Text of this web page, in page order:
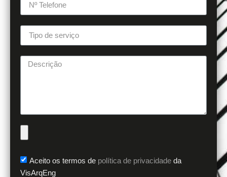
Aceito os termos de política de privacidade da
VisArqEng